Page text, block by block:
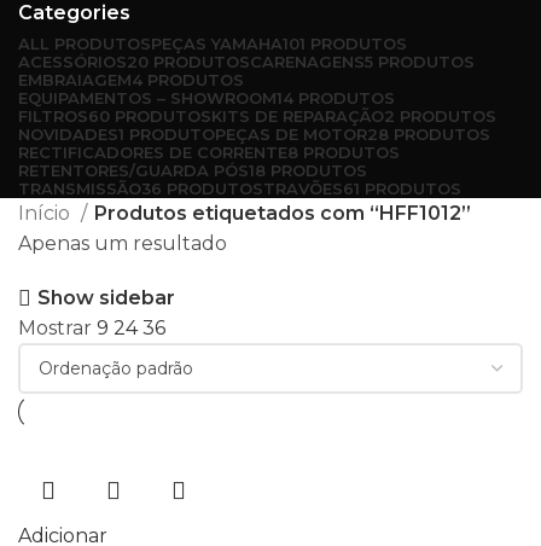
Categories
ALL PRODUTOSPEÇAS YAMAHA101 PRODUTOS
ACESSÓRIOS20 PRODUTOSCARENAGENS5 PRODUTOS
EMBRAIAGEM4 PRODUTOS
EQUIPAMENTOS – SHOWROOM14 PRODUTOS
FILTROS60 PRODUTOSKITS DE REPARAÇÃO2 PRODUTOS
NOVIDADES1 PRODUTOPEÇAS DE MOTOR28 PRODUTOS
RECTIFICADORES DE CORRENTE8 PRODUTOS
RETENTORES/GUARDA PÓS18 PRODUTOS
TRANSMISSÃO36 PRODUTOSTRAVÕES61 PRODUTOS
Início
Produtos etiquetados com “HFF1012”
Apenas um resultado
Show sidebar
Mostrar 9 2436
Adicionar